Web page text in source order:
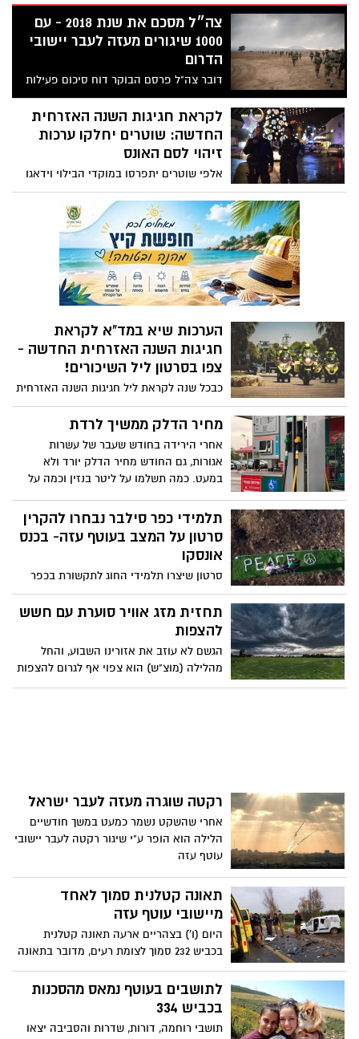
צה״ל מסכם את שנת 2018 - עם
1000 שיגורים מעזה לעבר יישובי
הדרום
דובר צה"ל פרסם הבוקר דוח סיכום פעילות
מבצעית כנגד הטרור בישראל - לפי הסיכום
בוצעו כ-1000 שיגורים מרצועת עזה לעבר
מהטילים יורטו וזוהו כ-45 נפילות בשטח בנוי.
לקראת חגיגות השנה האזרחית
החדשה: שוטרים יחלקו ערכות
זיהוי לסם האונס
אלפי שוטרים יתפרסו במוקדי הבילוי וידאגו
לחלק ערכות לגילוי סם אונס במשקה
לבלייניות, כמו גם נשיפונים לנהגים המבלים.
במשטרה מביעים דאגה מצריכת אלכוהול
בקרב בני נוער
הערכות שיא במד"א לקראת
חגיגות השנה האזרחית החדשה -
צפו בסרטון ליל השיכורים!
כבכל שנה לקראת ליל חגיגות השנה האזרחית
החדשה (31.12) צוותי מד"א יהיו פרוסים
ברחבי הארץ בהערכות מיוחדת על מנת
להעניק מענה רפואי מהיר ויעיל במידת
הצורך. תחנות מד"א יתוגברו בחובשים,
פאראמדיקים ובכונני מד"א הרכובים על
בהנחיות בטיחות מיוחדות בנהיגת חירום
הכוללות בין היתר מתן דגש מיוחד על בטיחות
הולכי הרגל ורוכבי האופניים שבדרך
מחיר הדלק ממשיך לרדת
אחרי הירידה בחודש שעבר של עשרות
אגורות, גם החודש מחיר הדלק יורד ולא
במעט. כמה תשלמו על ליטר בנזין וכמה על
תלמידי כפר סילבר נבחרו להקרין
סרטון על המצב בעוטף עזה- בכנס
אונסקו
סרטון שיצרו תלמידי החוג לתקשורת בכפר
הנוער 'כפר סילבר' , נבחר כאחד הפרויקטים
הזוכים במסגרת 'יום השלום הבינלאומי 2018'
שהתקיים השנה בטוניסיה - מסר של
תחזית מזג אוויר סוערת עם חשש
להצפות
הגשם לא עוזב את אזורינו השבוע, והחל
מהלילה (מוצ"ש) הוא צפוי אף לגרום להצפות
בערי החוף. התחזית המלאה להמשך השבוע -
רקטה שוגרה מעזה לעבר ישראל
אחרי שהשקט נשמר כמעט במשך חודשיים
הלילה הוא הופר ע"י שיגור רקטה לעבר יישובי
עוטף עזה
תאונה קטלנית סמוך לאחד
מיישובי עוטף עזה
היום (ו') בצהריים ארעה תאונה קטלנית
בכביש 232 סמוך לצומת רעים, מדובר בתאונה
בין שני כלי רכב, גבר כבן 40 נהרג במקום,
בנוסף פצוע בינוני פונה במסוק של מד"א
לתושבים בעוטף נמאס מהסכנות
בכביש 334
תושבי רוחמה, דורות, שדרות והסביבה יצאו